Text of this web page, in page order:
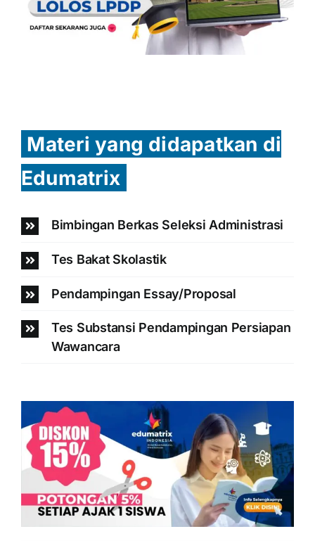
Materi yang didapatkan di
Edumatrix
Bimbingan Berkas Seleksi Administrasi
Tes Bakat Skolastik
Pendampingan Essay/Proposal
Tes Substansi Pendampingan Persiapan
Wawancara